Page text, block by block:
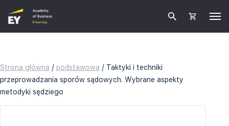
Strona główna / podstawowa / Taktyki i techniki
przeprowadzania sporów sądowych. Wybrane aspekty
metodyki sędziego